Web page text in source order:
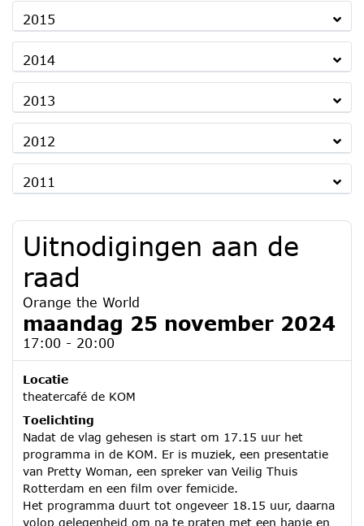
2015
2014
2013
2012
2011
Uitnodigingen aan de
raad
Orange the World
maandag 25 november 2024
17:00 - 20:00
Locatie
theatercafé de KOM
Toelichting
Nadat de vlag gehesen is start om 17.15 uur het
programma in de KOM. Er is muziek, een presentatie
van Pretty Woman, een spreker van Veilig Thuis
Rotterdam en een film over femicide.
Het programma duurt tot ongeveer 18.15 uur, daarna
volop gelegenheid om na te praten met een hapje en